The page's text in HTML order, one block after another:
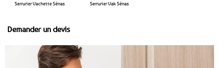
Serrurier Vachette Sénas Serrurier Vak Sénas
Demander un devis